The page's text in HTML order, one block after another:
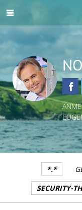
*.*
SECURITY-